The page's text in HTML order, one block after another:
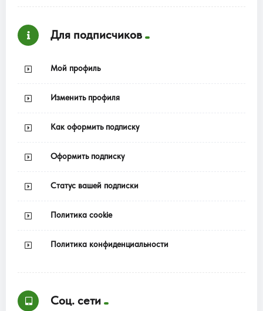
Для подписчиков
Мой профиль
Изменить профиля
Как оформить подписку
Оформить подписку
Статус вашей подписки
Политика cookie
Политика конфиденциальности
Соц. сети